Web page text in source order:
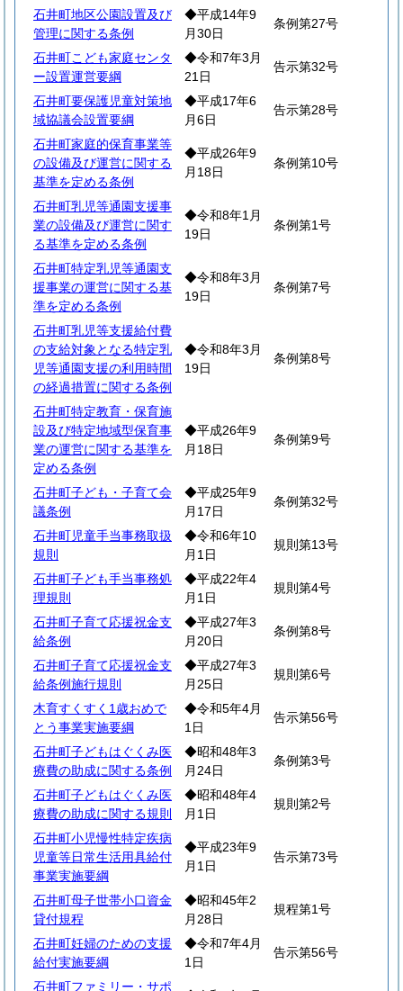
石井町地区公園設置及び
管理に関する条例
◆平成14年9
月30日
条例第27号
石井町こども家庭センタ
ー設置運営要綱
◆令和7年3月
21日
告示第32号
石井町要保護児童対策地
域協議会設置要綱
◆平成17年6
月6日
告示第28号
石井町家庭的保育事業等
の設備及び運営に関する
基準を定める条例
◆平成26年9
月18日
条例第10号
石井町乳児等通園支援事
業の設備及び運営に関す
る基準を定める条例
◆令和8年1月
19日
条例第1号
石井町特定乳児等通園支
援事業の運営に関する基
準を定める条例
◆令和8年3月
19日
条例第7号
石井町乳児等支援給付費
の支給対象となる特定乳
児等通園支援の利用時間
の経過措置に関する条例
◆令和8年3月
19日
条例第8号
石井町特定教育・保育施
設及び特定地域型保育事
業の運営に関する基準を
定める条例
◆平成26年9
月18日
条例第9号
石井町子ども・子育て会
議条例
◆平成25年9
月17日
条例第32号
石井町児童手当事務取扱
規則
◆令和6年10
月1日
規則第13号
石井町子ども手当事務処
理規則
◆平成22年4
月1日
規則第4号
石井町子育て応援祝金支
給条例
◆平成27年3
月20日
条例第8号
石井町子育て応援祝金支
給条例施行規則
◆平成27年3
月25日
規則第6号
木育すくすく1歳おめで
とう事業実施要綱
◆令和5年4月
1日
告示第56号
石井町子どもはぐくみ医
療費の助成に関する条例
◆昭和48年3
月24日
条例第3号
石井町子どもはぐくみ医
療費の助成に関する規則
◆昭和48年4
月1日
規則第2号
石井町小児慢性特定疾病
児童等日常生活用具給付
事業実施要綱
◆平成23年9
月1日
告示第73号
石井町母子世帯小口資金
貸付規程
◆昭和45年2
月28日
規程第1号
石井町妊婦のための支援
給付実施要綱
◆令和7年4月
1日
告示第56号
石井町ファミリー・サポ